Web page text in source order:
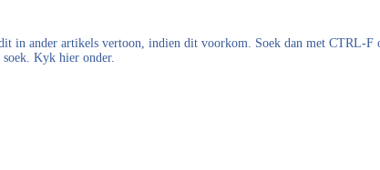
in ander artikels vertoon, indien dit voorkom. Soek dan met CTRL-F
Kyk hier onder.